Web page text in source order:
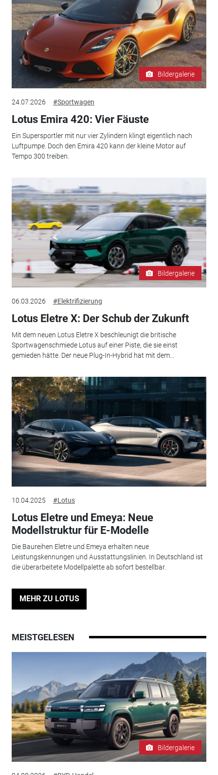
Bildergalerie
24.07.2026 #Sportwagen
Lotus Emira 420: Vier Fäuste
Ein Supersportler mit nur vier Zylindern klingt eigentlich nach
Luftpumpe. Doch den Emira 420 kann der kleine Motor auf
Tempo 300 treiben.
Bildergalerie
06.03.2026 #Elektrifizierung
Lotus Eletre X: Der Schub der Zukunft
Mit dem neuen Lotus Eletre X beschleunigt die britische
Sportwagenschmiede Lotus auf einer Piste, die sie einst
gemieden hätte. Der neue Plug-In-Hybrid hat mit dem...
10.04.2025 #Lotus
Lotus Eletre und Emeya: Neue
Modellstruktur für E-Modelle
Die Baureihen Eletre und Emeya erhalten neue
Leistungskennungen und Ausstattungslinien. In Deutschland ist
die überarbeitete Modellpalette ab sofort bestellbar.
MEHR ZU LOTUS
MEISTGELESEN
Bildergalerie